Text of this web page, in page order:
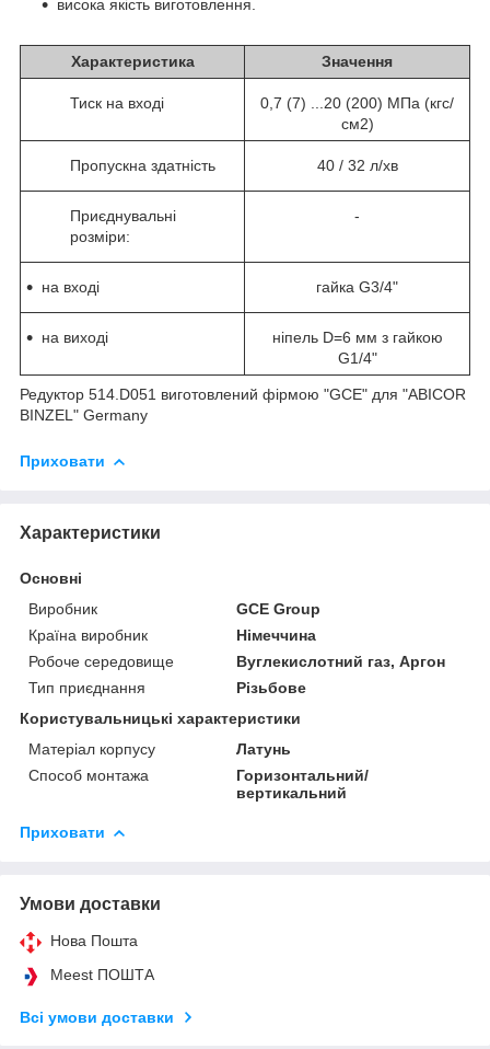
висока якість виготовлення.
Характеристика Значення
Тиск на вході
0,7 (7) ...20 (200) МПа (кгс/
см2)
Пропускна здатність 40 / 32 л/хв
Приєднувальні
розміри:
-
на вході гайка G3/4"
на виході
ніпель D=6 мм з гайкою
G1/4"
Редуктор 514.D051 виготовлений фірмою "GCE" для "ABICOR
BINZEL" Germany
Приховати
Характеристики
Основні
Виробник
GCE Group
Країна виробник
Німеччина
Робоче середовище
Вуглекислотний газ, Аргон
Тип приєднання
Різьбове
Користувальницькі характеристики
Матеріал корпусу
Латунь
Способ монтажа
Горизонтальний/
вертикальний
Приховати
Умови доставки
Нова Пошта
Meest ПОШТА
Всі умови доставки